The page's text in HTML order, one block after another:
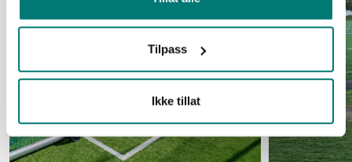
Tilpass
Ikke tillat